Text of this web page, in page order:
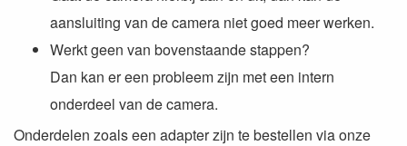
aansluiting van de camera niet goed meer werken.
Werkt geen van bovenstaande stappen?
Dan kan er een probleem zijn met een intern
onderdeel van de camera.
Onderdelen zoals een adapter zijn te bestellen via onze